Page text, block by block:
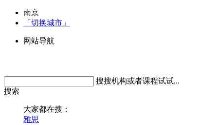
南京
「切换城市」
网站导航
搜搜机构或者课程试试...
搜索
大家都在搜：
雅思